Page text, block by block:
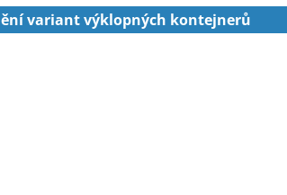
variant výklopných kontejnerů